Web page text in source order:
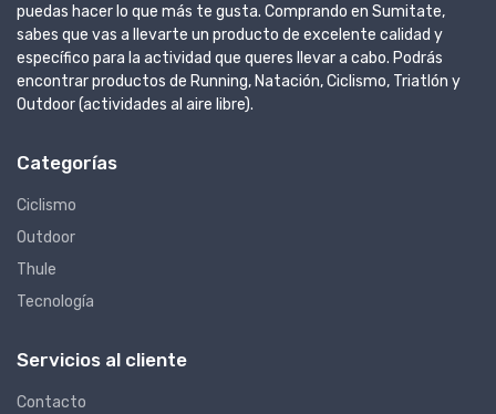
puedas hacer lo que más te gusta. Comprando en Sumitate,
sabes que vas a llevarte un producto de excelente calidad y
específico para la actividad que queres llevar a cabo. Podrás
encontrar productos de Running, Natación, Ciclismo, Triatlón y
Outdoor (actividades al aire libre).
Categorías
Ciclismo
Outdoor
Thule
Tecnología
Servicios al cliente
Contacto